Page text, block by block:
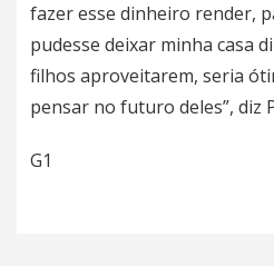
fazer esse dinheiro render,
pudesse deixar minha casa
filhos aproveitarem, seria
pensar no futuro deles”, diz
G1